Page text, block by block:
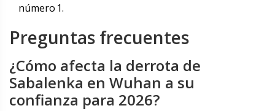
número 1.
Preguntas frecuentes
¿Cómo afecta la derrota de
Sabalenka en Wuhan a su
confianza para 2026?